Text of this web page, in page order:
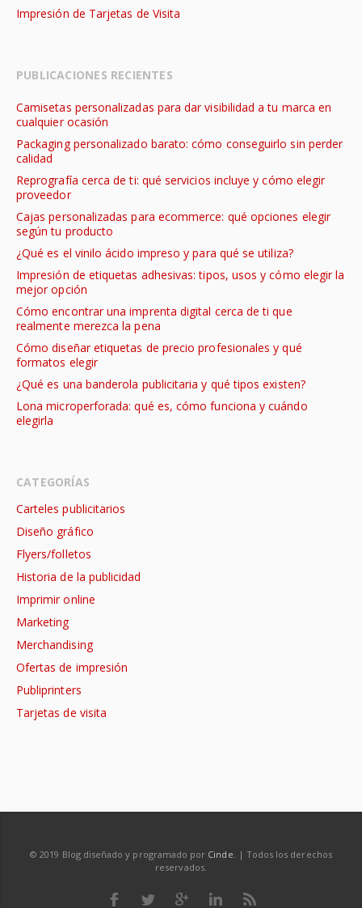
Impresión de Tarjetas de Visita
PUBLICACIONES RECIENTES
Camisetas personalizadas para dar visibilidad a tu marca en
cualquier ocasión
Packaging personalizado barato: cómo conseguirlo sin perder
calidad
Reprografía cerca de ti: qué servicios incluye y cómo elegir
proveedor
Cajas personalizadas para ecommerce: qué opciones elegir
según tu producto
¿Qué es el vinilo ácido impreso y para qué se utiliza?
Impresión de etiquetas adhesivas: tipos, usos y cómo elegir la
mejor opción
Cómo encontrar una imprenta digital cerca de ti que
realmente merezca la pena
Cómo diseñar etiquetas de precio profesionales y qué
formatos elegir
¿Qué es una banderola publicitaria y qué tipos existen?
Lona microperforada: qué es, cómo funciona y cuándo
elegirla
CATEGORÍAS
Carteles publicitarios
Diseño gráfico
Flyers/folletos
Historia de la publicidad
Imprimir online
Marketing
Merchandising
Ofertas de impresión
Publiprinters
Tarjetas de visita
© 2019 Blog diseñado y programado por Cinde . | Todos los derechos
reservados.